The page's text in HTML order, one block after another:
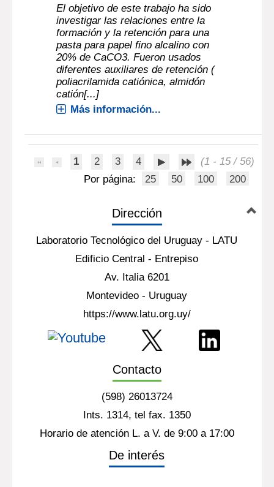
El objetivo de este trabajo ha sido
investigar las relaciones entre la
formación y la retención para una
pasta para papel fino alcalino con
20% de CaCO3. Fueron usados
diferentes auxiliares de retención (
poliacrilamida catiónica, almidón
catión[...]
Más información...
1 2 3 4
(1 - 15 / 56)
Por página:
25 50 100 200
Dirección
Laboratorio Tecnológico del Uruguay - LATU
Edificio Central - Entrepiso
Av. Italia 6201
Montevideo - Uruguay
https://www.latu.org.uy/
Contacto
(598) 26013724
Ints. 1314, tel fax. 1350
Horario de atención L. a V. de 9:00 a 17:00
De interés